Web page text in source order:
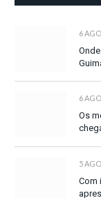
6
6
Os
5
Com